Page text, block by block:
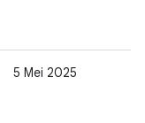
5 Mei 2025